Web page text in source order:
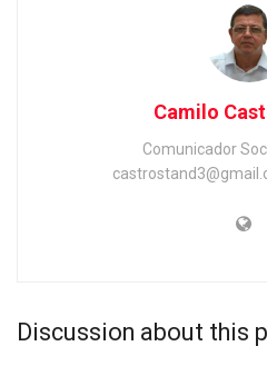
Camilo
Comunicador
Discussion about this